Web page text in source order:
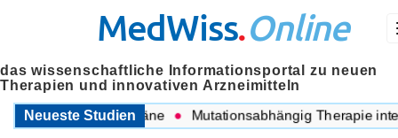
MedWiss.Online
das wissenschaftliche Informationsportal zu neuen
Therapien und innovativen Arzneimitteln
Neueste Studien
COPD und Migräne Mutationsabhängig Therapie